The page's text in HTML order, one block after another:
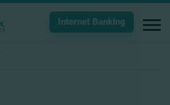
Internet Banking